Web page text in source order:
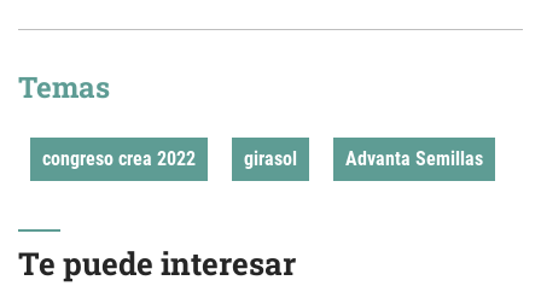
Temas
congreso crea 2022 girasol Advanta Semillas
Te puede interesar